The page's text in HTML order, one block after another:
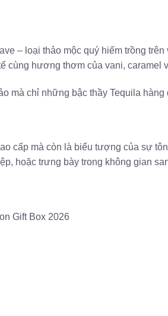
– loại thảo mộc quý hiếm trồng
cùng hương thơm của vani, caramel
mà chỉ những bậc thầy Tequila
cấp mà còn là biểu tượng của sự
hoặc trưng bày trong không gian
Gift Box 2026